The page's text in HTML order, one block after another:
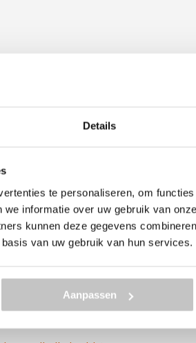
Details
te personaliseren, om
informatie over uw gebruik van
kunnen deze gegevens
van uw gebruik van hun services.
Aanpassen
Aannemers
Haag
geregeld alles ging perfect ook jongens
aanhang wagen pomp goede jongens